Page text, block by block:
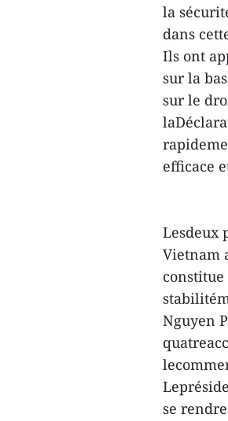
la
dans
Ils ont
sur la
sur le
efficace
Lesdeux
Vietnam
constitue
Nguyen
se